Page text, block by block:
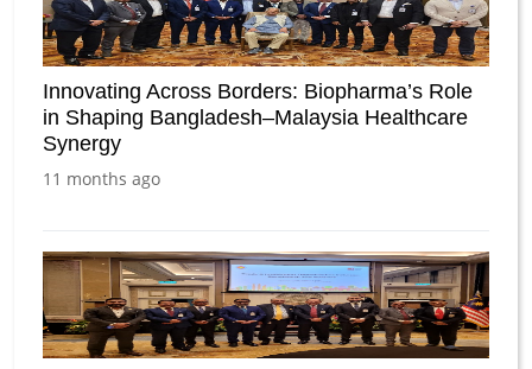
Innovating Across Borders: Biopharma’s Role
in Shaping Bangladesh–Malaysia Healthcare
Synergy
11 months ago